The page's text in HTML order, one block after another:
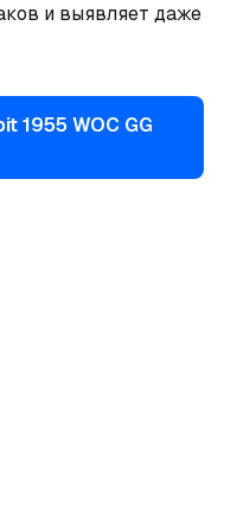
и выявляет даже
1955 WOC GG